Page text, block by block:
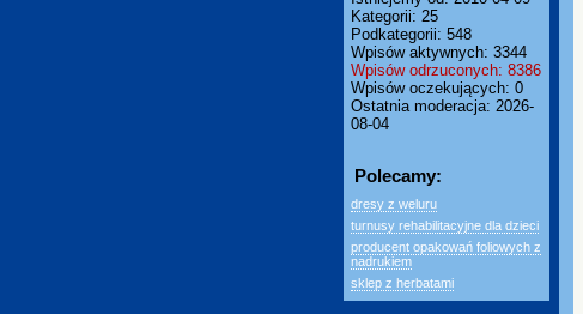
Kategorii: 25
Podkategorii: 548
Wpisów aktywnych: 3344
Wpisów odrzuconych: 8386
Wpisów oczekujących: 0
Ostatnia moderacja: 2026-
08-04
Polecamy:
dresy z weluru
turnusy rehabilitacyjne dla dzieci
producent opakowań foliowych z
nadrukiem
sklep z herbatami